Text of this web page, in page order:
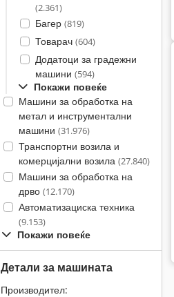
(2.361)
Багер (819)
Товарач (604)
Додатоци за градежни
машини (594)
Покажи повеќе
Машини за обработка на
метал и инструментални
машини (31.976)
Транспортни возила и
комерцијални возила (27.840)
Машини за обработка на
дрво (12.170)
Автоматизациска техника
(9.153)
Покажи повеќе
Детали за машината
Производител: